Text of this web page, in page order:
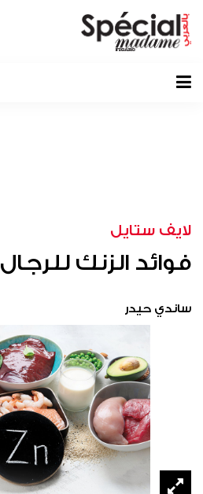
لايف ستايل
فوائد الزنك للرجال
ساندي حيدر